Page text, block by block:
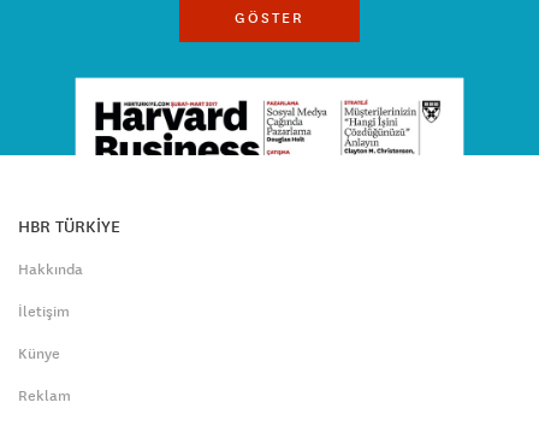
GÖSTER
HBR TÜRKİYE
Hakkında
İletişim
Künye
Reklam